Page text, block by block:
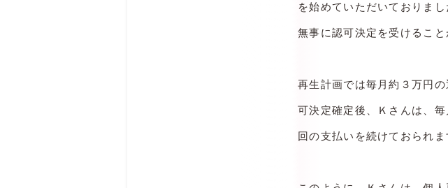
を始めていただいておりまし
無事に認可決定を受けること
再生計画では毎月約３万円
可決定確定後、Ｋさんは、
回の支払いを続けておられま